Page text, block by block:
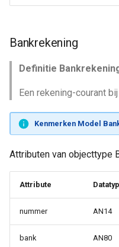
Bankrekening
Definitie
Een rekening-courant
Kenmerken Model
Attributen van objecttype
Attribute
nummer AN14
bank AN80